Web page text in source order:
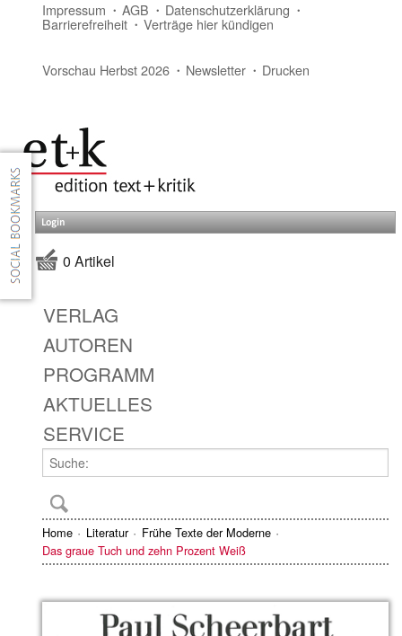
Impressum AGB Datenschutzerklärung
Barrierefreiheit Verträge hier kündigen
Vorschau Herbst 2026 Newsletter Drucken
Login
0 Artikel
VERLAG
AUTOREN
PROGRAMM
AKTUELLES
SERVICE
Home Literatur
Frühe Texte der Moderne
Das graue Tuch und zehn Prozent Weiß